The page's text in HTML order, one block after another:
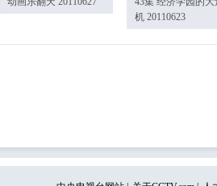
机 20110623